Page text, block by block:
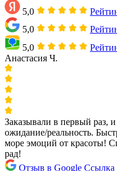
5,0
5,0
5,0
Анастасия Ч.
Заказывали в первый раз,
ожидание/реальность.
море эмоций от красоты!
рад!
Отзыв в Google Ссылка